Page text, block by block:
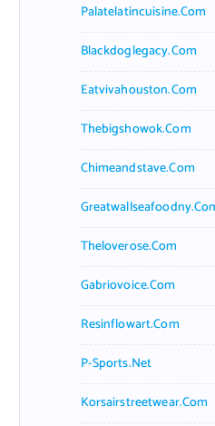
Palatelatincuisine.com
Blackdoglegacy.com
Eatvivahouston.com
Thebigshowok.com
Chimeandstave.com
Theloverose.com
Gabriovoice.com
Resinflowart.com
P-Sports.net
Korsairstreetwear.com